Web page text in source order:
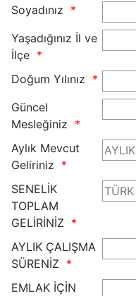
Soyadınız
Yaşadığınız İl ve
İlçe
Doğum Yılınız
Güncel
Mesleğiniz
Aylık Mevcut
Geliriniz
SENELİK
TOPLAM
GELİRİNİZ
AYLIK ÇALIŞMA
SÜRENİZ
EMLAK İÇİN